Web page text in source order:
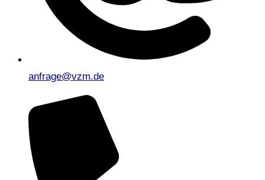
anfrage@vzm.de